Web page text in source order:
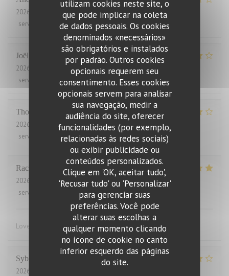
utilizam cookies neste site, o
que pode implicar na coleta
de dados pessoais. Os cookies
denominados «necessários»
são obrigatórios e instalados
por padrão. Outros cookies
opcionais requerem seu
consentimento. Esses cookies
opcionais servem para analisar
sua navegação, medir a
audiência do site, oferecer
funcionalidades (por exemplo,
relacionadas às redes sociais)
ou exibir publicidade ou
conteúdos personalizados.
Clique em 'OK, aceitar tudo',
'Recusar tudo' ou 'Personalizar'
para gerenciar suas
preferências. Você pode
alterar suas escolhas a
qualquer momento clicando
no ícone de cookie no canto
inferior esquerdo das páginas
do site.
2026-08-04
- 12:00 - guests 2
service
ambience:3/5 menu:2/5 quality_price:
Joël
2026-08-01
- 21:00 - guests 2
service
ambience: 5/5 menu 5/5 quality_price:
Thomas
2026-07-31
- 20:00 - guests 2
service
ambience: 4/5 menu: 4/5 quality_price:
Rachel
2026-07-27
- 18:15 - guests 2
service
ambience:4/5 menu:5/5 quality_price
Lovely food, friendly and efficient service
Sybille
2026-07-29